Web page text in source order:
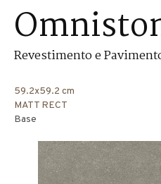
Revestimento e
59.2x59.2 cm
MATT RECT
Base